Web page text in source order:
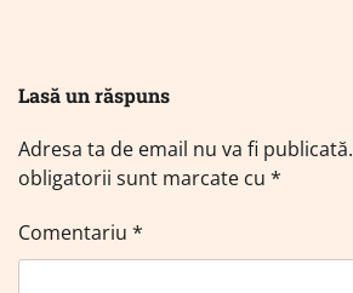
Lasă un răspuns
Adresa ta de email nu va fi publicată.
obligatorii sunt marcate cu *
Comentariu *